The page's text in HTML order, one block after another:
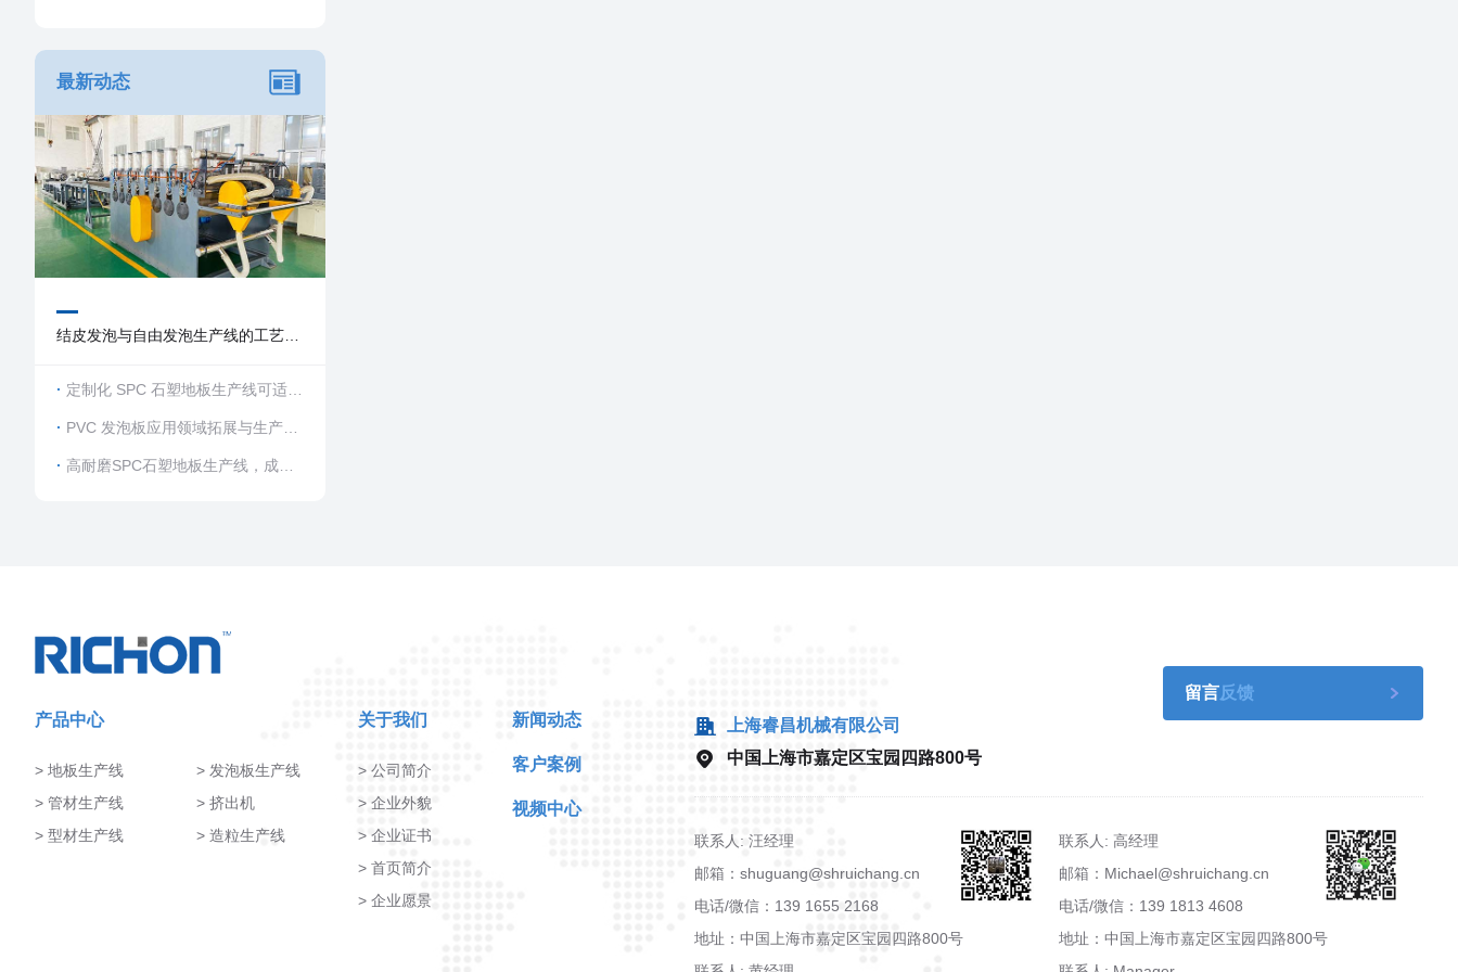
最新动态
结皮发泡与自由发泡生产线的工艺差
定制化 SPC 石塑地板生产线可适配
哪些规格产品
PVC 发泡板应用领域拓展与生产线
升级方向
高耐磨SPC石塑地板生产线，成品
产品中心
地板生产线
发泡板生产线
管材生产线
挤出机
型材生产线
造粒生产线
关于我们
公司简介
企业外貌
企业证书
首页简介
企业愿景
新闻动态
客户案例
视频中心
上海睿昌机械有限公司
中国上海市嘉定区宝园四路800号
留言反馈
联系人: 汪经理
邮箱：shuguang@shruichang.cn
电话/微信：139 1655 2168
地址：中国上海市嘉定区宝园四路800号
联系人: 高经理
邮箱：Michael@shruichang.cn
电话/微信：139 1813 4608
地址：中国上海市嘉定区宝园四路800号